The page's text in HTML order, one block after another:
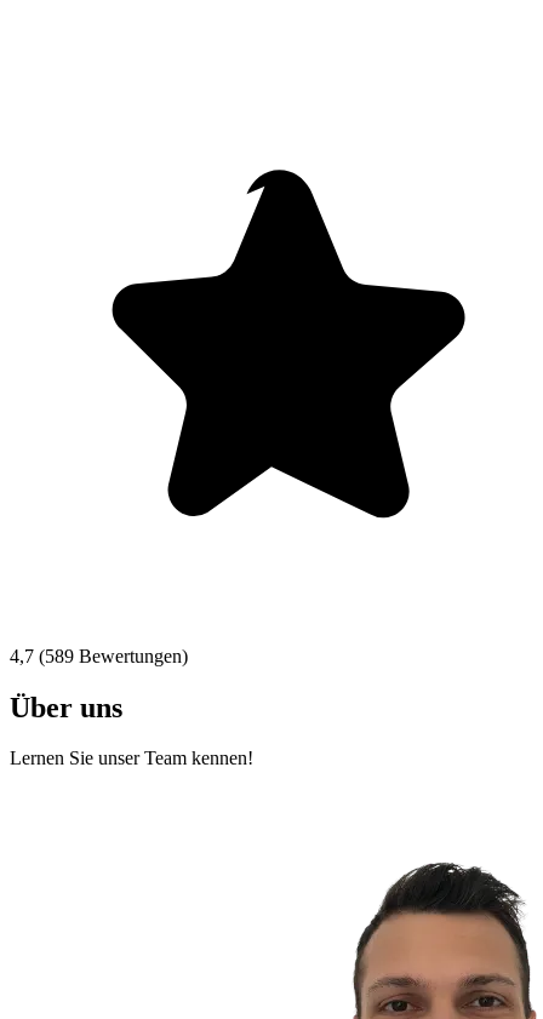
4,7 (589 Bewertungen)
Über uns
Lernen Sie unser Team kennen!